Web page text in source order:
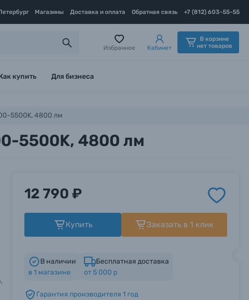
Магазины Доставка и оплата Обратная связь +7 (812) 603-55-55
Избранное Кабинет
В корзине
нет товаров
купить Для бизнеса
5500K, 4800 лм
5500K, 4800 лм
12 790 ₽
Купить Заказать в 1 клик
В наличии
в 1 магазине
Бесплатная доставка
от 5 000 р
Гарантия производителя 1 год